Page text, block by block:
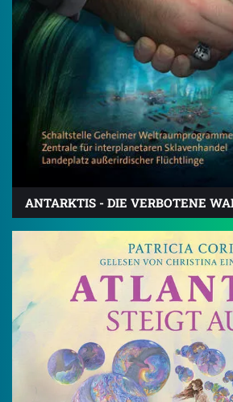
ANTARKTIS - DIE VERBOTENE